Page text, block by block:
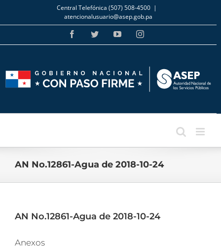
Skip
to
content
Central Telefónica (507) 508-4500 |
atencionalusuario@asep.gob.pa
FacebookTwitterYouTubeInstagram
AN No.12861-Agua de 2018-10-24
AN No.12861-Agua de 2018-10-24
Anexos